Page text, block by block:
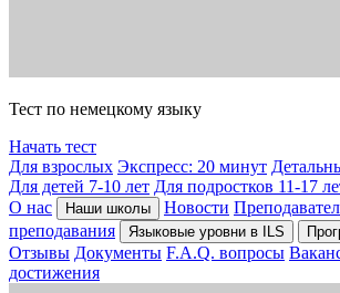
Тест по немецкому языку
Начать тест
Для взрослых Экспресс: 20 минут
Для детей 7-10 лет Для подростков 11-17
О нас
Наши школы Новости
преподавания
Языковые уровни в ILS
Отзывы Документы F.A.Q. вопросы
достижения